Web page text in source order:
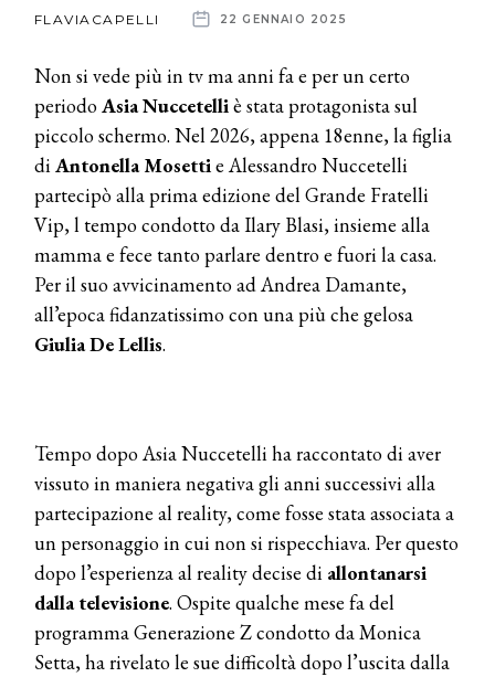
FLAVIACAPELLI 22 GENNAIO 2025
Non si vede più in tv ma anni fa e per un certo
periodoAsia Nuccetelliè stata protagonista sul
piccolo schermo. Nel 2026, appena 18enne, la figlia
diAntonella Mosettie Alessandro Nuccetelli
partecipò alla prima edizione del Grande Fratelli
Vip, l tempo condotto da Ilary Blasi, insieme alla
mamma e fece tanto parlare dentro e fuori la casa.
Per il suo avvicinamento ad Andrea Damante,
all’epoca fidanzatissimo con una più che gelosa
Giulia De Lellis.
Tempo dopo Asia Nuccetelli ha raccontato di aver
vissuto in maniera negativa gli anni successivi alla
partecipazione al reality, come fosse stata associata a
un personaggio in cui non si rispecchiava. Per questo
dopo l’esperienza al reality decise di allontanarsi
dalla televisione. Ospite qualche mese fa del
programma Generazione Z condotto da Monica
Setta, ha rivelato le sue difficoltà dopo l’uscita dalla